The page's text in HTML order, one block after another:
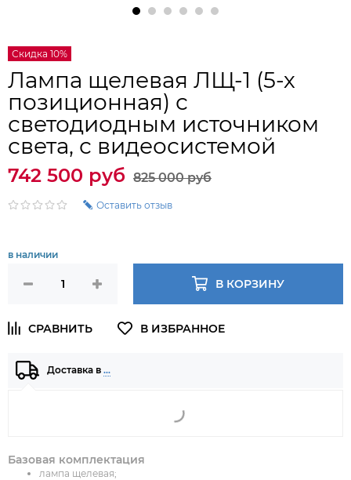
Скидка 10%
Лампа щелевая ЛЩ-1 (5-х
позиционная) с
светодиодным источником
света, с видеосистемой
742 500 руб 825 000 руб
Оставить отзыв
в наличии
В КОРЗИНУ
Доставка в …
Базовая комплектация
лампа щелевая;